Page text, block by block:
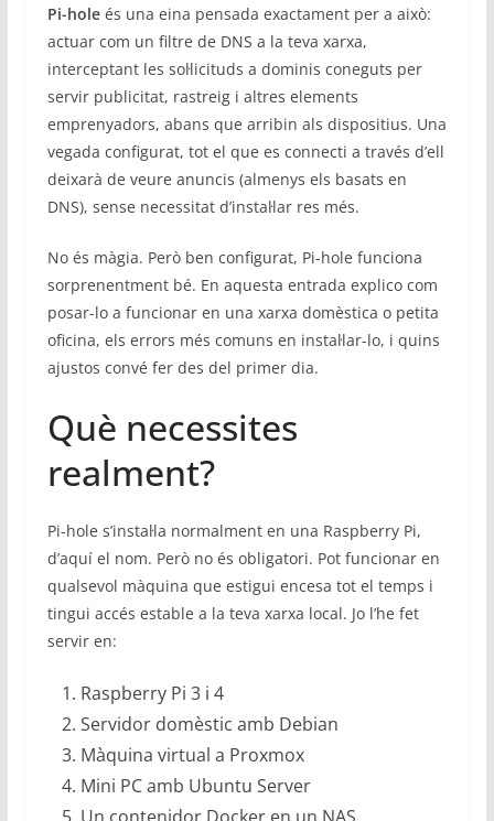
Pi-holeés una eina pensada exactament per a això:
actuar com un filtre de DNS a la teva xarxa,
interceptant les sol·licituds a dominis coneguts per
servir publicitat, rastreig i altres elements
emprenyadors, abans que arribin als dispositius. Una
vegada configurat, tot el que es connecti a través d’ell
deixarà de veure anuncis (almenys els basats en
DNS), sense necessitat d’instal·lar res més.
No és màgia. Però ben configurat, Pi-hole funciona
sorprenentment bé. En aquesta entrada explico com
posar-lo a funcionar en una xarxa domèstica o petita
oficina, els errors més comuns en instal·lar-lo, i quins
ajustos convé fer des del primer dia.
Què necessites
realment?
Pi-hole s’instal·la normalment en una Raspberry Pi,
d’aquí el nom. Però no és obligatori. Pot funcionar en
qualsevol màquina que estigui encesa tot el temps i
tingui accés estable a la teva xarxa local. Jo l’he fet
servir en:
Raspberry Pi 3 i 4
Servidor domèstic amb Debian
Màquina virtual a Proxmox
Mini PC amb Ubuntu Server